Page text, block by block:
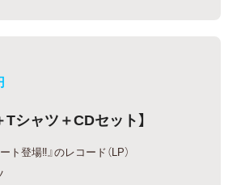
Tシャツ＋CDセット】
ト登場‼』のレコード（LP）